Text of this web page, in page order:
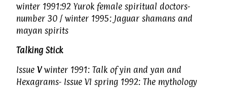
winter 1991:92 Yurok female spiritual doctors-
number 30 / winter 1995: Jaguar shamans and
mayan spirits
Talking Stick
Issue Vwinter 1991: Talk of yin and yan and
Hexagrams- Issue VI spring 1992: The mythology